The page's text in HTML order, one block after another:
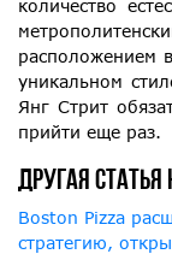
количество
расположением
уникальном
Янг Стрит
прийти еще раз.
ДРУГАЯ
Boston Pizza
стратегию,